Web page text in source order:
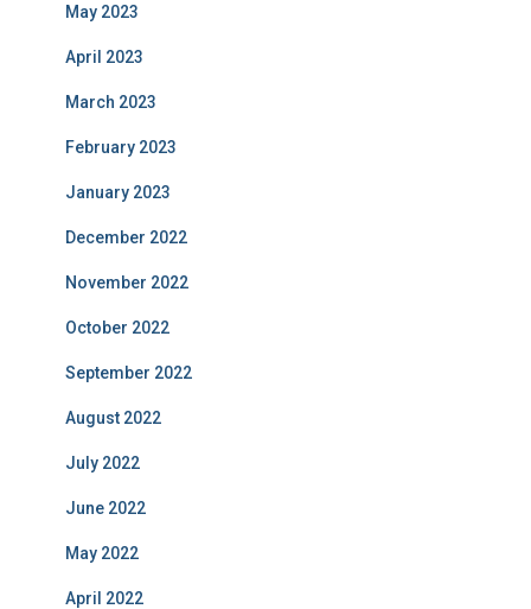
May 2023
April 2023
March 2023
February 2023
January 2023
December 2022
November 2022
October 2022
September 2022
August 2022
July 2022
June 2022
May 2022
April 2022